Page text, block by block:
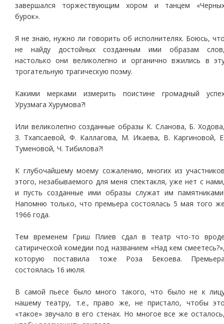
завершался торжествующим хором и танцем
бурок».
Я не знаю, нужно ли говорить об исполнителях. Боюсь,
не найду достойных созданным ими образам
настолько они великолепно и органично вжились в
трогательную трагическую поэму.
Какими мерками измерить поистине громадный
Урузмага Хурумова?!
Или великолепно созданные образы К. Сланова, Б.
З. Тхапсаевой, Ф. Каллагова, М. Икаева, В. Каргиновой,
Туменовой, Ч. Тибилова?!
К глубочайшему моему сожалению, многих из
этого, незабываемого для меня спектакля, уже нет с
и пусть созданные ими образы служат им
Напомню только, что премьера состоялась 5 мая того
1966 года.
Тем временем Гриш Плиев сдал в театр что-то
сатирической комедии под названием «Над кем
которую поставила тоже Роза Бекоева.
состоялась 16 июля.
В самой пьесе было много такого, что было не к
нашему театру, т.е., право же, не пристало, чтобы
«такое» звучало в его стенах. Но многое все же